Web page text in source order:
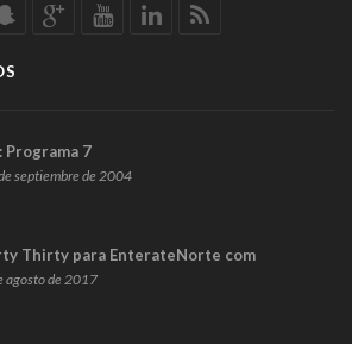
Programa 7
septiembre de 2004
Thirty para EnterateNorte com
agosto de 2017